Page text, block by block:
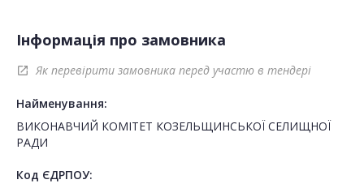
Інформація про замовника
open_in_new Як перевірити замовника перед участю в тендері
Найменування:
ВИКОНАВЧИЙ КОМІТЕТ КОЗЕЛЬЩИНСЬКОЇ СЕЛИЩНОЇ
РАДИ
Код ЄДРПОУ: